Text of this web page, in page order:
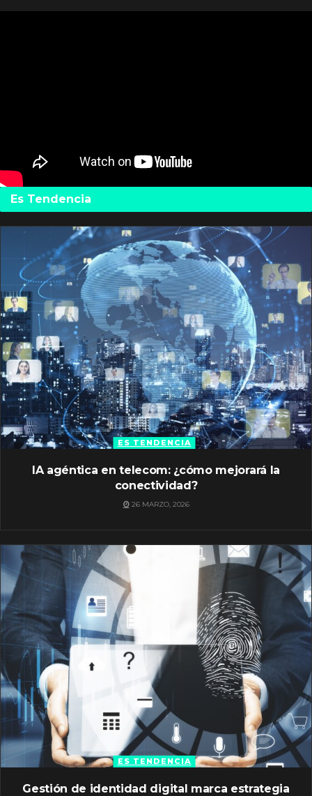
Es Tendencia
ES TENDENCIA
IA agéntica en telecom: ¿cómo mejorará la
conectividad?
26 MARZO, 2026
ES TENDENCIA
Gestión de identidad digital marca estrategia